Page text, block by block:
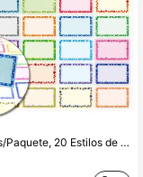
200 Hojas/Paquete, 20 Estilos de Pegatinas de Nombres de Burbujas Coloridas, Organización de Aula Escolar, Etiquetas de Libros de Estudiantes, Etiquetas de Oficina, Suministros para Actividades Grupales Scrapbook, Suministros Escolares